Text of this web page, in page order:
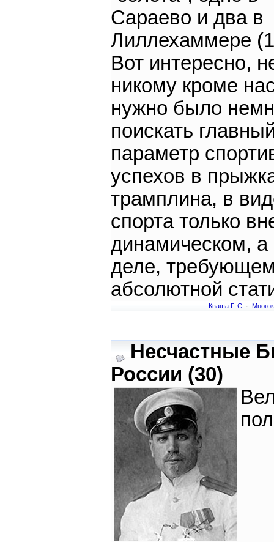
Сараево и два в
Лиллехаммере
Вот интересно,
никому кроме
нужно было
поискать
параметр
успехов в
трамплина, в
спорта только
динамическом, а
деле,
абсолютной
Кваша Г. С. ·
Несчастные
России (30)